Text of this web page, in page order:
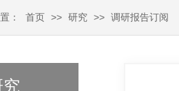
： 首页 >> 研究 >> 调研报告订阅